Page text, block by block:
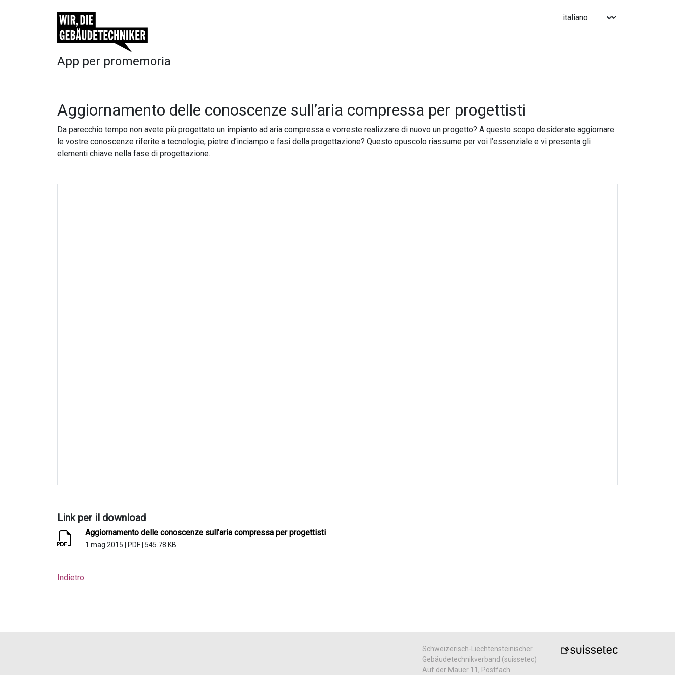
App per promemoria
Aggiornamento delle conoscenze sull’aria compressa per progettisti
Da parecchio tempo non avete più progettato un impianto ad aria compressa e vorreste realizzare di nuovo un progetto? A questo scopo desiderate aggiornare
le vostre conoscenze riferite a tecnologie, pietre d’inciampo e fasi della progettazione? Questo opuscolo riassume per voi l’essenziale e vi presenta gli
elementi chiave nella fase di progettazione.
Link per il download
Aggiornamento delle conoscenze sull’aria compressa per progettisti
1 mag 2015 PDF 545.78 KB
Indietro
Schweizerisch-Liechtensteinischer
Gebäudetechnikverband (suissetec)
Auf der Mauer 11, Postfach